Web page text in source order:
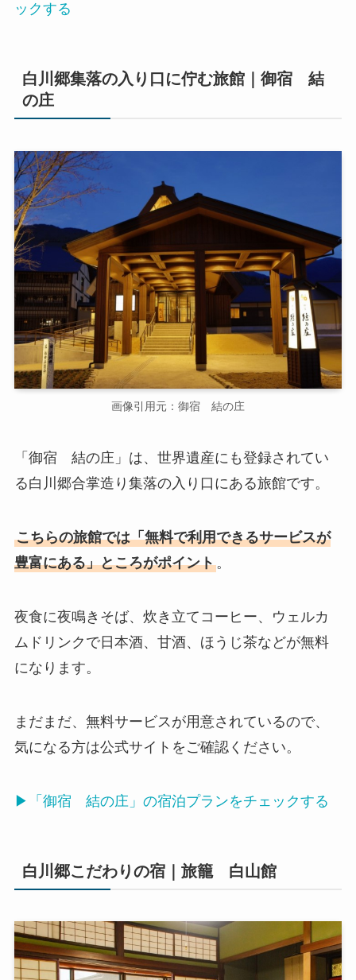
ックする
白川郷集落の入り口に佇む旅館｜御宿 結
の庄
画像引用元：御宿 結の庄
「御宿 結の庄」は、世界遺産にも登録されてい
る白川郷合掌造り集落の入り口にある旅館です。
こちらの旅館では「無料で利用できるサービスが
豊富にある」ところがポイント。
夜食に夜鳴きそば、炊き立てコーヒー、ウェルカ
ムドリンクで日本酒、甘酒、ほうじ茶などが無料
になります。
まだまだ、無料サービスが用意されているので、
気になる方は公式サイトをご確認ください。
▶「御宿 結の庄」の宿泊プランをチェックする
白川郷こだわりの宿｜旅籠 白山館